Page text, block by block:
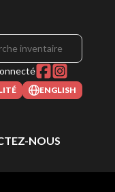
ENGLISH
NOUS